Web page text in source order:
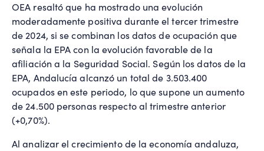
OEA resaltó que ha mostrado una evolución
moderadamente positiva durante el tercer trimestre
de 2024, si se combinan los datos de ocupación que
señala la EPA con la evolución favorable de la
afiliación a la Seguridad Social. Según los datos de la
EPA, Andalucía alcanzó un total de 3.503.400
ocupados en este periodo, lo que supone un aumento
de 24.500 personas respecto al trimestre anterior
(+0,70%).
Al analizar el crecimiento de la economía andaluza,